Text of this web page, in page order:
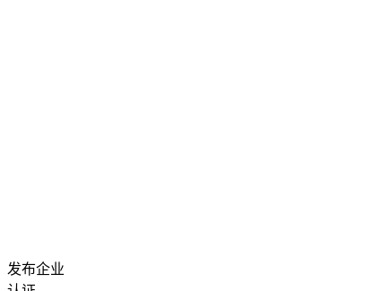
发布企业